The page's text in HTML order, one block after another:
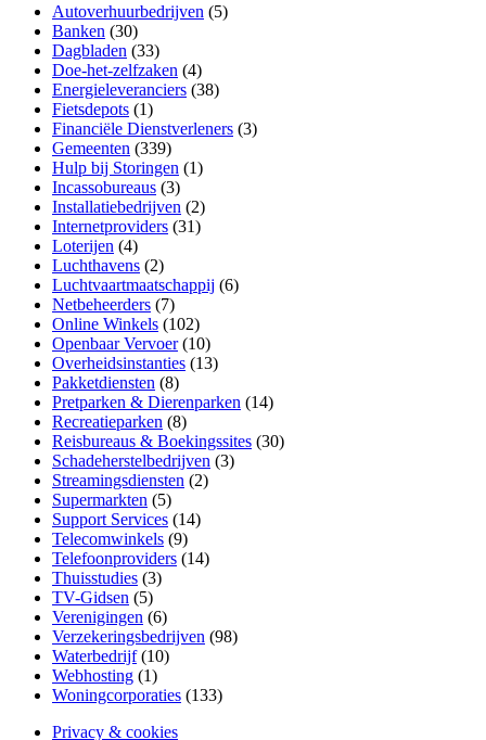
Autoverhuurbedrijven (5)
Banken (30)
Dagbladen (33)
Doe-het-zelfzaken (4)
Energieleveranciers (38)
Fietsdepots (1)
Financiële Dienstverleners (3)
Gemeenten (339)
Hulp bij Storingen (1)
Incassobureaus (3)
Installatiebedrijven (2)
Internetproviders (31)
Loterijen (4)
Luchthavens (2)
Luchtvaartmaatschappij (6)
Netbeheerders (7)
Online Winkels (102)
Openbaar Vervoer(10)
Overheidsinstanties (13)
Pakketdiensten (8)
Pretparken & Dierenparken (14)
Recreatieparken (8)
Reisbureaus & Boekingssites (30)
Schadeherstelbedrijven (3)
Streamingsdiensten (2)
Supermarkten (5)
Support Services (14)
Telecomwinkels (9)
Telefoonproviders (14)
Thuisstudies (3)
TV-Gidsen (5)
Verenigingen (6)
Verzekeringsbedrijven (98)
Waterbedrijf(10)
Webhosting (1)
Woningcorporaties (133)
Privacy & cookies